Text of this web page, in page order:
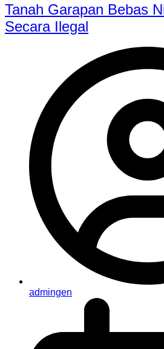
Tanah Garapan Bebas
Secara Ilegal
admingen